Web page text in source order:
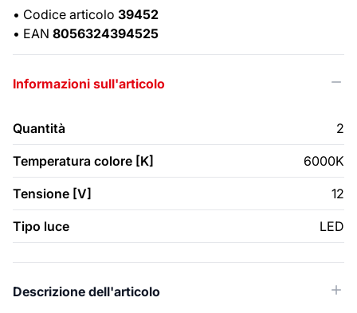
• Codice articolo 39452
• EAN 8056324394525
Informazioni sull'articolo
Quantità 2
Temperatura colore [K] 6000K
Tensione [V] 12
Tipo luce LED
Descrizione dell'articolo